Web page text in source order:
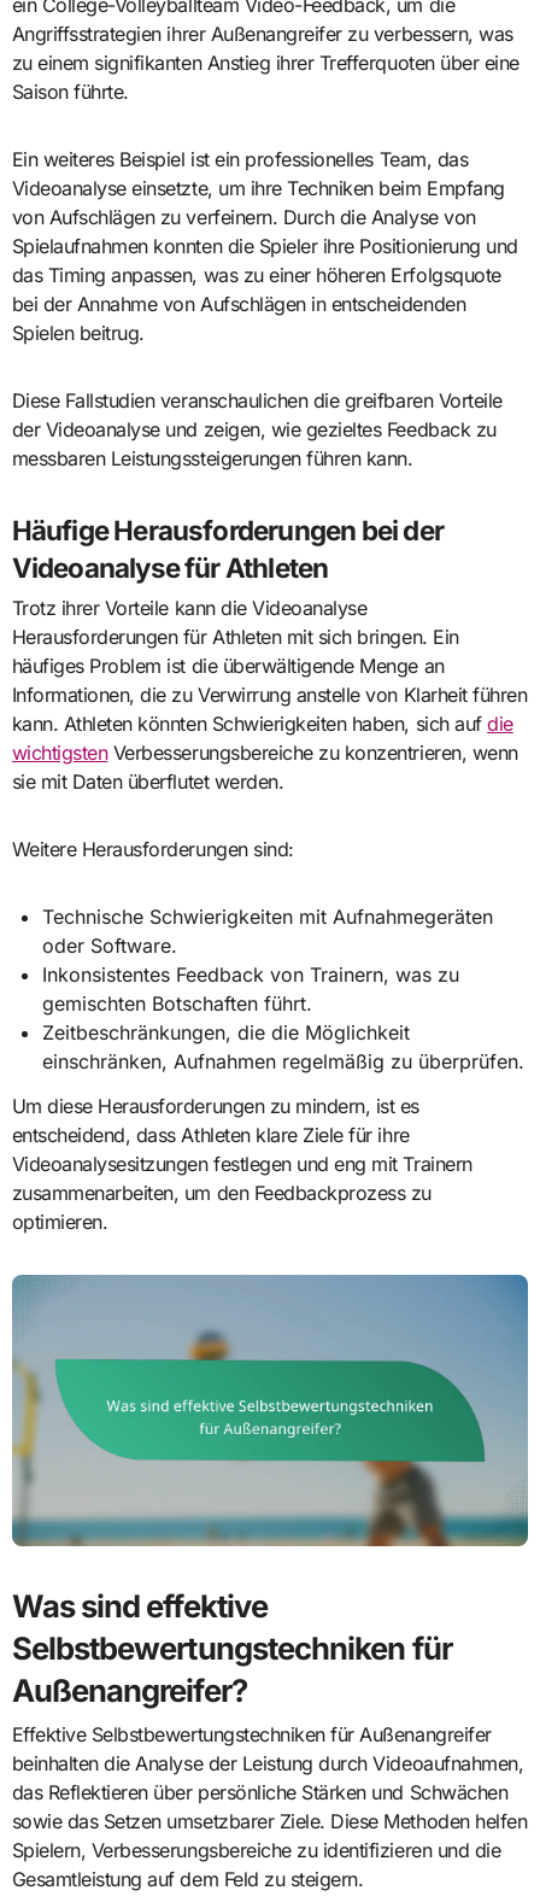
Angriffsstrategien ihrer Außenangreifer zu verbessern, was
zu einem signifikanten Anstieg ihrer Trefferquoten über eine
Saison führte.
Ein weiteres Beispiel ist ein professionelles Team, das
Videoanalyse einsetzte, um ihre Techniken beim Empfang
von Aufschlägen zu verfeinern. Durch die Analyse von
Spielaufnahmen konnten die Spieler ihre Positionierung und
das Timing anpassen, was zu einer höheren Erfolgsquote
bei der Annahme von Aufschlägen in entscheidenden
Spielen beitrug.
Diese Fallstudien veranschaulichen die greifbaren Vorteile
der Videoanalyse und zeigen, wie gezieltes Feedback zu
messbaren Leistungssteigerungen führen kann.
Häufige Herausforderungen bei der
Videoanalyse für Athleten
Trotz ihrer Vorteile kann die Videoanalyse
Herausforderungen für Athleten mit sich bringen. Ein
häufiges Problem ist die überwältigende Menge an
Informationen, die zu Verwirrung anstelle von Klarheit führen
kann. Athleten könnten Schwierigkeiten haben, sich aufdie
wichtigstenVerbesserungsbereiche zu konzentrieren, wenn
sie mit Daten überflutet werden.
Weitere Herausforderungen sind:
Technische Schwierigkeiten mit Aufnahmegeräten
oder Software.
Inkonsistentes Feedback von Trainern, was zu
gemischten Botschaften führt.
Zeitbeschränkungen, die die Möglichkeit
einschränken, Aufnahmen regelmäßig zu überprüfen.
Um diese Herausforderungen zu mindern, ist es
entscheidend, dass Athleten klare Ziele für ihre
Videoanalysesitzungen festlegen und eng mit Trainern
zusammenarbeiten, um den Feedbackprozess zu
optimieren.
Was sind effektive
Selbstbewertungstechniken für
Außenangreifer?
Effektive Selbstbewertungstechniken für Außenangreifer
beinhalten die Analyse der Leistung durch Videoaufnahmen,
das Reflektieren über persönliche Stärken und Schwächen
sowie das Setzen umsetzbarer Ziele. Diese Methoden helfen
Spielern, Verbesserungsbereiche zu identifizieren und die
Gesamtleistung auf dem Feld zu steigern.